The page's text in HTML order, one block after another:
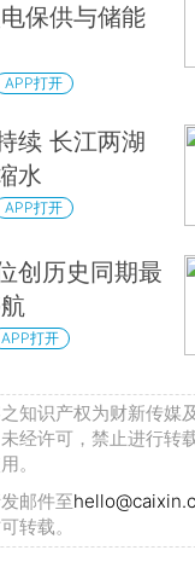
保供与储能
APP打开
续 长江两湖
水
APP打开
创历史同期最
APP打开
知识产权为财新传媒
经许可，禁止进行转
。
邮件至
转载。